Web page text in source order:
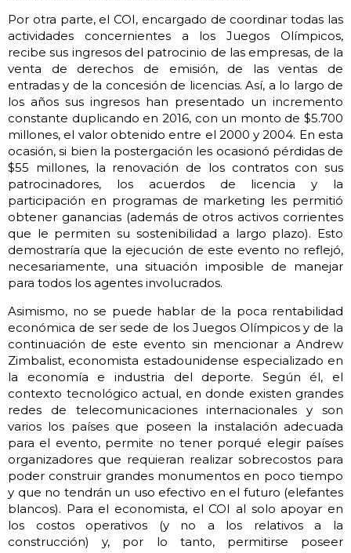
Por otra parte, el COI, encargado de coordinar todas las
actividades concernientes a los Juegos Olímpicos,
recibe sus ingresos del patrocinio de las empresas, de la
venta de derechos de emisión, de las ventas de
entradas y de la concesión de licencias. Así, a lo largo de
los años sus ingresos han presentado un incremento
constante duplicando en 2016, con un monto de $5.700
millones, el valor obtenido entre el 2000 y 2004. En esta
ocasión, si bien la postergación les ocasionó pérdidas de
$55 millones, la renovación de los contratos con sus
patrocinadores, los acuerdos de licencia y la
participación en programas de marketing les permitió
obtener ganancias (además de otros activos corrientes
que le permiten su sostenibilidad a largo plazo). Esto
demostraría que la ejecución de este evento no reflejó,
necesariamente, una situación imposible de manejar
para todos los agentes involucrados.
Asimismo, no se puede hablar de la poca rentabilidad
económica de ser sede de los Juegos Olímpicos y de la
continuación de este evento sin mencionar a Andrew
Zimbalist, economista estadounidense especializado en
la economía e industria del deporte. Según él, el
contexto tecnológico actual, en donde existen grandes
redes de telecomunicaciones internacionales y son
varios los países que poseen la instalación adecuada
para el evento, permite no tener porqué elegir países
organizadores que requieran realizar sobrecostos para
poder construir grandes monumentos en poco tiempo
y que no tendrán un uso efectivo en el futuro (elefantes
blancos). Para el economista, el COI al solo apoyar en
los costos operativos (y no a los relativos a la
construcción) y, por lo tanto, permitirse poseer